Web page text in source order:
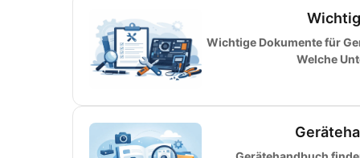
Wichtige Dokumente für
Welche